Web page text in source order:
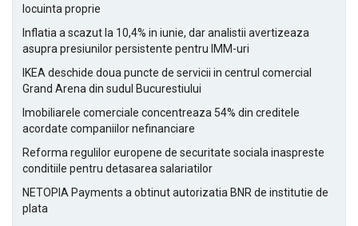
locuinta proprie
Inflatia a scazut la 10,4% in iunie, dar analistii avertizeaza
asupra presiunilor persistente pentru IMM-uri
IKEA deschide doua puncte de servicii in centrul comercial
Grand Arena din sudul Bucurestiului
Imobiliarele comerciale concentreaza 54% din creditele
acordate companiilor nefinanciare
Reforma regulilor europene de securitate sociala inaspreste
conditiile pentru detasarea salariatilor
NETOPIA Payments a obtinut autorizatia BNR de institutie de
plata